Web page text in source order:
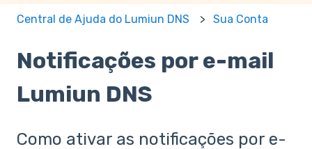
Central de Ajuda do Lumiun DNS Sua Conta
Notificações por e-mail
Lumiun DNS
Como ativar as notificações por e-